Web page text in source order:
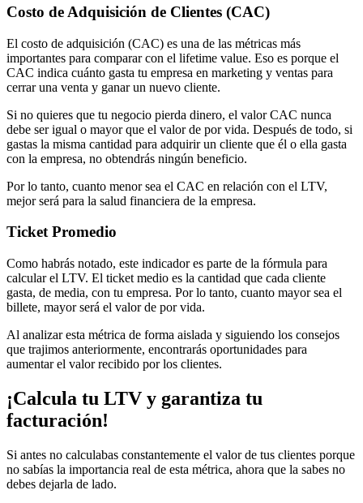
Costo de Adquisición de Clientes (CAC)
El costo de adquisición (CAC) es una de las métricas más
importantes para comparar con el lifetime value. Eso es porque el
CAC indica cuánto gasta tu empresa en marketing y ventas para
cerrar una venta y ganar un nuevo cliente.
Si no quieres que tu negocio pierda dinero, el valor CAC nunca
debe ser igual o mayor que el valor de por vida. Después de todo, si
gastas la misma cantidad para adquirir un cliente que él o ella gasta
con la empresa, no obtendrás ningún beneficio.
Por lo tanto, cuanto menor sea el CAC en relación con el LTV,
mejor será para la salud financiera de la empresa.
Ticket Promedio
Como habrás notado, este indicador es parte de la fórmula para
calcular el LTV. El ticket medio es la cantidad que cada cliente
gasta, de media, con tu empresa. Por lo tanto, cuanto mayor sea el
billete, mayor será el valor de por vida.
Al analizar esta métrica de forma aislada y siguiendo los consejos
que trajimos anteriormente, encontrarás oportunidades para
aumentar el valor recibido por los clientes.
¡Calcula tu LTV y garantiza tu
facturación!
Si antes no calculabas constantemente el valor de tus clientes porque
no sabías la importancia real de esta métrica, ahora que la sabes no
debes dejarla de lado.